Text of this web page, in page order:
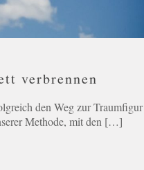
verbrennen
den Weg zur Traumfigur
Methode, mit den […]